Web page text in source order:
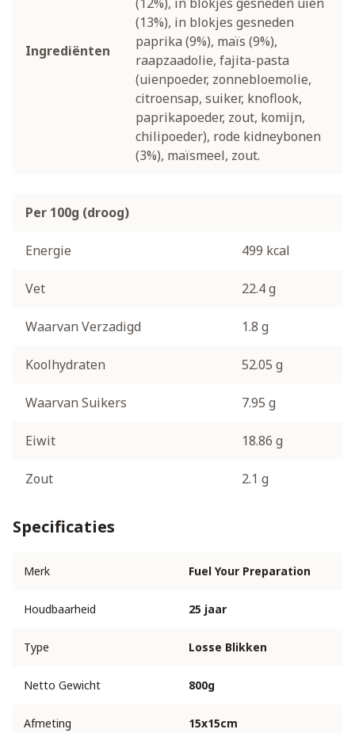
Ingrediënten
(12%), in blokjes gesneden uien
(13%), in blokjes gesneden
paprika (9%), maïs (9%),
raapzaadolie, fajita-pasta
(uienpoeder, zonnebloemolie,
citroensap, suiker, knoflook,
paprikapoeder, zout, komijn,
chilipoeder), rode kidneybonen
(3%), maïsmeel, zout.
Per 100g (droog)
Energie 499 kcal
Vet 22.4 g
Waarvan Verzadigd 1.8 g
Koolhydraten 52.05 g
Waarvan Suikers 7.95 g
Eiwit 18.86 g
Zout 2.1 g
Specificaties
Merk Fuel Your Preparation
Houdbaarheid 25 jaar
Type Losse Blikken
Netto Gewicht 800g
Afmeting 15x15cm